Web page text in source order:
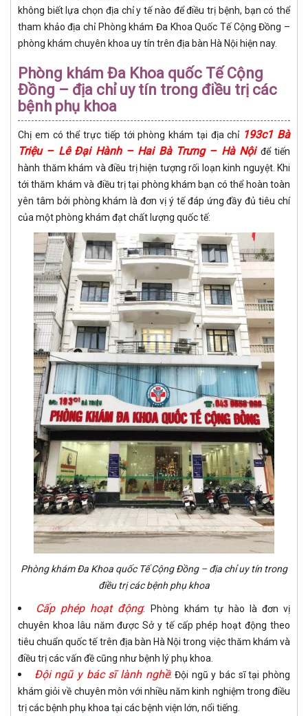
không biết lựa chọn địa chỉ y tế nào để điều trị bệnh, bạn có thể
tham khảo địa chỉ Phòng khám Đa Khoa Quốc Tế Cộng Đồng –
phòng khám chuyên khoa uy tín trên địa bàn Hà Nội hiện nay.
Phòng khám Đa Khoa quốc Tế Cộng
Đồng – địa chỉ uy tín trong điều trị các
bệnh phụ khoa
Chị em có thể trực tiếp tới phòng khám tại địa chỉ 193c1 Bà
Triệu – Lê Đại Hành – Hai Bà Trưng – Hà Nội để tiến
hành thăm khám và điều trị hiện tượng rối loạn kinh nguyệt. Khi
tới thăm khám và điều trị tại phòng khám bạn có thể hoàn toàn
yên tâm bởi phòng khám là đơn vị ý tế đáp ứng đầy đủ tiêu chí
của một phòng khám đạt chất lượng quốc tế:
Phòng khám Đa Khoa quốc Tế Cộng Đồng – địa chỉ uy tín trong
điều trị các bệnh phụ khoa
Cấp phép hoạt động:Phòng khám tự hào là đơn vị
chuyên khoa lâu năm được Sở y tế cấp phép hoạt động theo
tiêu chuẩn quốc tế trên địa bàn Hà Nội trong việc thăm khám và
điều trị các vấn đề cũng như bệnh lý phụ khoa.
Đội ngũ y bác sĩ lành nghề: Đội ngũ y bác sĩ tại phòng
khám giỏi về chuyên môn với nhiều năm kinh nghiệm trong điều
trị các bệnh phụ khoa tại các bệnh viện lớn, nổi tiếng.